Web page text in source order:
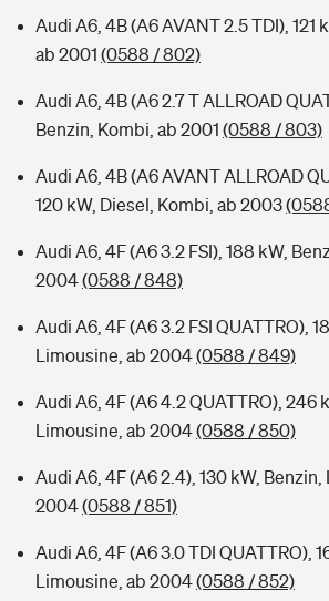
Audi A6, 4B (A6 AVANT 2.5 TDI), 121
ab 2001 (0588 / 802)
Audi A6, 4B (A6 2.7 T ALLROAD
Benzin, Kombi, ab 2001 (0588 / 803)
Audi A6, 4B (A6 AVANT ALLROAD
120 kW, Diesel, Kombi, ab 2003
Audi A6, 4F (A6 3.2 FSI), 188 kW,
2004(0588 / 848)
Audi A6, 4F (A6 3.2 FSI QUATTRO),
Limousine, ab 2004(0588 / 849)
Audi A6, 4F (A6 4.2 QUATTRO), 246
Limousine, ab 2004(0588 / 850)
Audi A6, 4F (A6 2.4), 130 kW,
2004(0588 / 851)
Audi A6, 4F (A6 3.0 TDI QUATTRO),
Limousine, ab 2004(0588 / 852)